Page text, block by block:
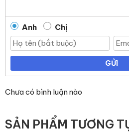
Anh Chị
GỬI
Chưa có bình luận nào
SẢN PHẨM TƯƠNG